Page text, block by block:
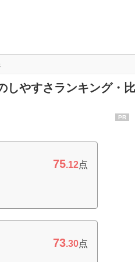
しやすさランキング・
75.12点
73.30点
PR